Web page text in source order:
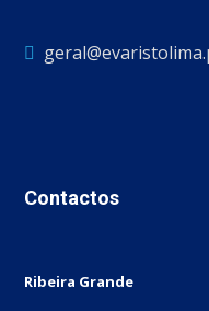
Contactos
Ribeira Grande